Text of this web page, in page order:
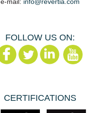
FOLLOW US ON:
CERTIFICATIONS